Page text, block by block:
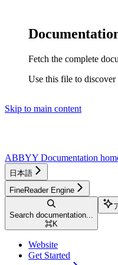
Fetch the complete
Use this file to
Skip to main content
ABBYY Documentation
日本語
FineReader Engine
Search documentation...
⌘K
Website
Get Started